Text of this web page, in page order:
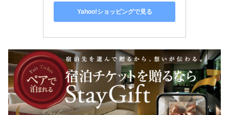
Yahoo!ショッピングで見る